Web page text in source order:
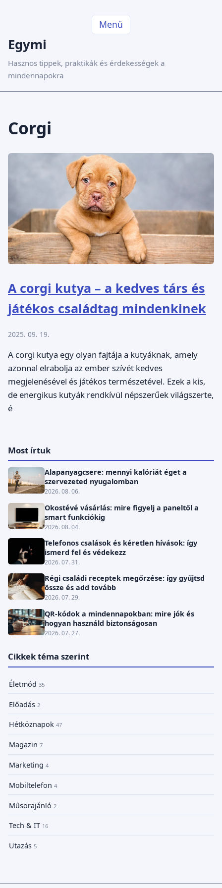
Menü
Egymi
Hasznos tippek, praktikák és érdekességek a
mindennapokra
Corgi
A corgi kutya – a kedves társ és
játékos családtag mindenkinek
2025. 09. 19.
A corgi kutya egy olyan fajtája a kutyáknak, amely
azonnal elrabolja az ember szívét kedves
megjelenésével és játékos természetével. Ezek a kis,
de energikus kutyák rendkívül népszerűek világszerte,
é
Most írtuk
Alapanyagcsere: mennyi kalóriát éget a
szervezeted nyugalomban
2026. 08. 06.
Okostévé vásárlás: mire figyelj a paneltől a
smart funkciókig
2026. 08. 04.
Telefonos csalások és kéretlen hívások: így
ismerd fel és védekezz
2026. 07. 31.
Régi családi receptek megőrzése: így gyűjtsd
össze és add tovább
2026. 07. 29.
QR-kódok a mindennapokban: mire jók és
hogyan használd biztonságosan
2026. 07. 27.
Cikkek téma szerint
Életmód 35
Előadás 2
Hétköznapok 47
Magazin 7
Marketing 4
Mobiltelefon 4
Műsorajánló 2
Tech & IT 16
Utazás 5